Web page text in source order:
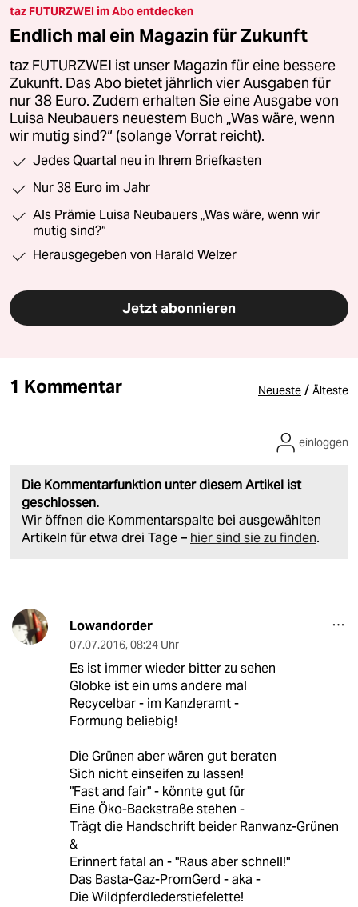
taz FUTURZWEI im Abo entdecken
Endlich mal ein Magazin für Zukunft
taz FUTURZWEI ist unser Magazin für eine bessere
Zukunft. Das Abo bietet jährlich vier Ausgaben für
nur 38 Euro. Zudem erhalten Sie eine Ausgabe von
Luisa Neubauers neuestem Buch „Was wäre, wenn
wir mutig sind?“ (solange Vorrat reicht).
Jedes Quartal neu in Ihrem Briefkasten
Nur 38 Euro im Jahr
Als Prämie Luisa Neubauers „Was wäre, wenn wir
mutig sind?“
Herausgegeben von Harald Welzer
Jetzt abonnieren
1 Kommentar Neueste / Älteste
Die Kommentarfunktion unter diesem Artikel ist
geschlossen.
Wir öffnen die Kommentarspalte bei ausgewählten
Artikeln für etwa drei Tage – hier sind sie zu finden.
einloggen
Lowandorder
07.07.2016, 08:24 Uhr
Es ist immer wieder bitter zu sehen
Globke ist ein ums andere mal
Recycelbar - im Kanzleramt -
Formung beliebig!
Die Grünen aber wären gut beraten
Sich nicht einseifen zu lassen!
"Fast and fair" - könnte gut für
Eine Öko-Backstraße stehen -
Trägt die Handschrift beider Ranwanz-Grünen
&
Erinnert fatal an - "Raus aber schnell!"
Das Basta-Gaz-PromGerd - aka -
Die Wildpferdlederstiefelette!